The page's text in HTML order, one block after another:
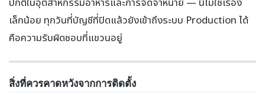
เล็กน้อย ทุกวันที่บัญชีที่ปิดแล้วยังเข้าถึงระบบ Production ได้
คือความรับผิดชอบที่แขวนอยู่
สิ่งที่ควรคาดหวังจากการติดตั้ง